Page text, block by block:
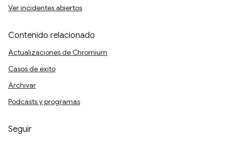
Ver incidentes abiertos
Contenido relacionado
Actualizaciones de Chromium
Casos de éxito
Archivar
Podcasts y programas
Seguir